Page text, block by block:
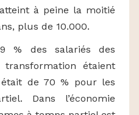
à peine la moitié
plus de 10.000.
% des salariés des
étaient
de 70 % pour les
Dans l’économie